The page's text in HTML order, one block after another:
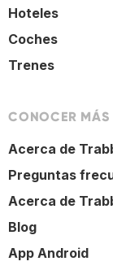
Hoteles
Coches
Trenes
CONOCER MÁS
Acerca de
Preguntas
Acerca de
Blog
App Android